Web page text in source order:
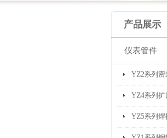
产品展示
仪表管件
YZ2系列
YZ4系列
YZ5系列